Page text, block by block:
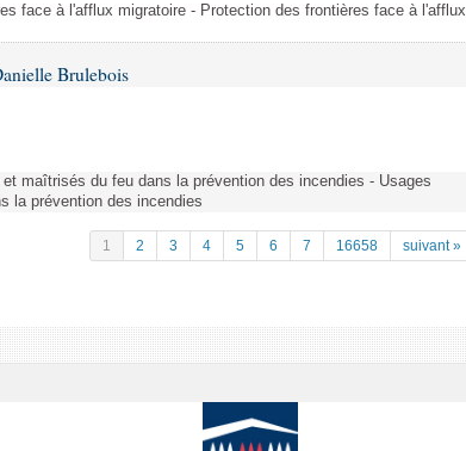
face à l'afflux migratoire - Protection des frontières face à l'afflux
Brulebois
maîtrisés du feu dans la prévention des incendies - Usages
la prévention des incendies
1 2 3 4 5 6 7 16658 suivant »